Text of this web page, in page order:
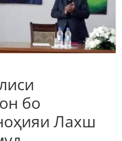
бо
Лахш